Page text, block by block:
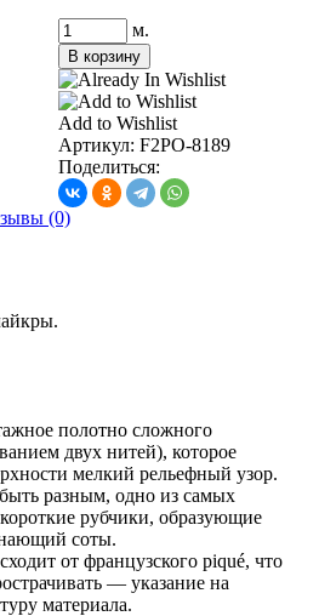
Количество
товара
Футер
2х
нитка
Пике,
цв.
антрацит
м.
В корзину
Add to Wishlist
Артикул: F2PO-8189
Поделиться:
(0)
полотно сложного
двух нитей), которое
мелкий рельефный узор.
разным, одно из самых
рубчики, образующие
соты.
от французского piqué, что
— указание на
материала.